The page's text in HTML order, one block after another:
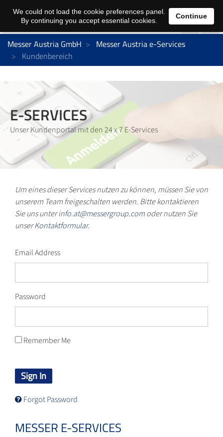
Messer Austria GmbH
Messer Austria e-Services
Kundenbereich
E-SERVICES
Unser Kundenportal mit den 24 x 7 E-Services
Um eines dieser Services nutzen zu können, müssen Sie von
unserem Team freigeschalten werden. Bitte kontaktieren
Sie uns unterinfo.at@messergroup.comoder nutzen Sie
unserKontaktformular.
Email Address
Password
Remember Me
Sign In
Forgot Password
MESSER E-SERVICES
We could not load the cookie preferences panel.
By continuing you accept essential cookies.
Continue